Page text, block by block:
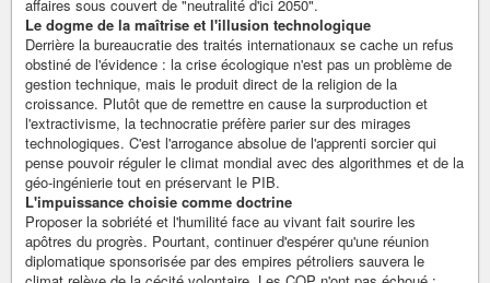
affaires sous couvert de "neutralité d'ici 2050".
Le dogme de la maîtrise et l'illusion technologique
Derrière la bureaucratie des traités internationaux se cache un refus
obstiné de l'évidence : la crise écologique n'est pas un problème de
gestion technique, mais le produit direct de la religion de la
croissance. Plutôt que de remettre en cause la surproduction et
l'extractivisme, la technocratie préfère parier sur des mirages
technologiques. C'est l'arrogance absolue de l'apprenti sorcier qui
pense pouvoir réguler le climat mondial avec des algorithmes et de la
géo-ingénierie tout en préservant le PIB.
L'impuissance choisie comme doctrine
Proposer la sobriété et l'humilité face au vivant fait sourire les
apôtres du progrès. Pourtant, continuer d'espérer qu'une réunion
diplomatique sponsorisée par des empires pétroliers sauvera le